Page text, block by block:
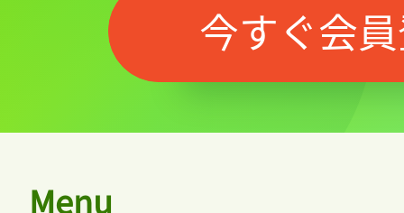
今すぐ会
Menu